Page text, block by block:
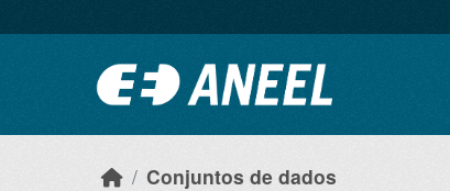
Conjuntos de dados